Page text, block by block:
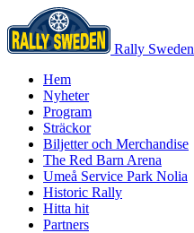
Rally Sweden
Hem
Nyheter
Program
Sträckor
Biljetter och Merchandise
The Red Barn Arena
Umeå Service Park Nolia
Historic Rally
Hitta hit
Partners